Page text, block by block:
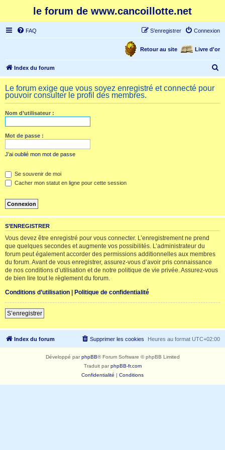
le forum de www.cancoillotte.net
FAQ Connexion
S’enregistrer
Livre d'or
Retour au site
Index du forum
e
h
Le forum exige que vous soyez enregistré et connecté pour
pouvoir consulter le profil des membres.
Nom d’utilisateur :
Mot de passe :
J’ai oublié mon mot de passe
Se souvenir de moi
Cacher mon statut en ligne pour cette session
S’ENREGISTRER
Vous devez être enregistré pour vous connecter. L’enregistrement ne prend
que quelques secondes et augmente vos possibilités. L’administrateur du
forum peut également accorder des permissions additionnelles aux membres
du forum. Avant de vous enregistrer, assurez-vous d’avoir pris connaissance
de nos conditions d’utilisation et de notre politique de vie privée. Assurez-vous
de bien lire tout le règlement du forum.
Conditions d’utilisation | Politique de confidentialité
S’enregistrer
Index du forum Heures au format UTC+02:00
Supprimer les cookies
Développé parphpBB® Forum Software © phpBB Limited
Traduit parphpBB-fr.com
Confidentialité | Conditions